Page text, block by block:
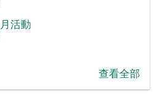
活動
查看全部